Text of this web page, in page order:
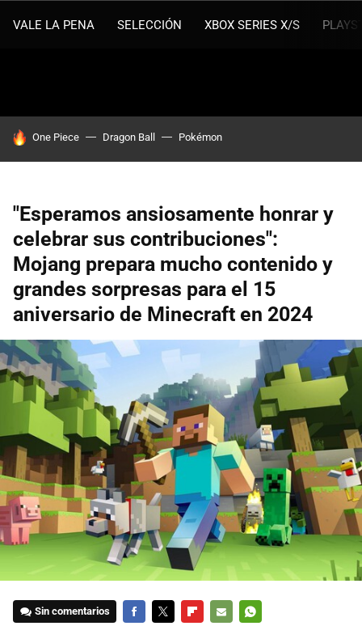
VALE LA PENA SELECCIÓN XBOX SERIES X/S
HOY SE HABLA DE
One Piece Dragon Ball Pokémon
"Esperamos ansiosamente honrar y
celebrar sus contribuciones":
Mojang prepara mucho contenido y
grandes sorpresas para el 15
aniversario de Minecraft en 2024
Sin comentarios